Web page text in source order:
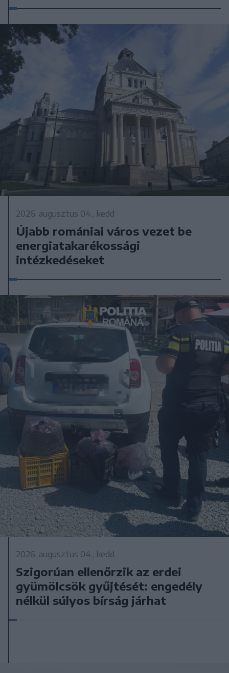
2026. augusztus 04., kedd
Újabb romániai város vezet be
energiatakarékossági
intézkedéseket
2026. augusztus 04., kedd
Szigorúan ellenőrzik az erdei
gyümölcsök gyűjtését: engedély
nélkül súlyos bírság járhat